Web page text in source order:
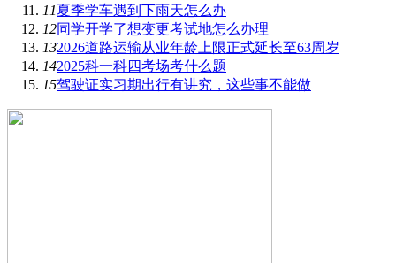
11夏季学车遇到下雨天怎么办
12同学开学了想变更考试地怎么办理
132026道路运输从业年龄上限正式延长至63周岁
142025科一科四考场考什么题
15驾驶证实习期出行有讲究，这些事不能做